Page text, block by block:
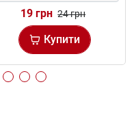
19 грн 24 грн
Купити